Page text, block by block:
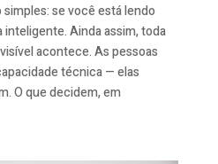
se você está lendo
Ainda assim, toda
acontece. As pessoas
técnica — elas
O que decidem, em